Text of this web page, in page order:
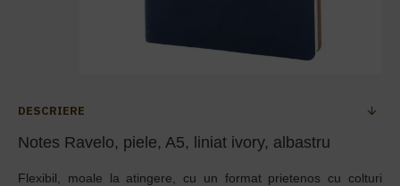
DESCRIERE
Notes Ravelo, piele, A5, liniat ivory, albastru
Flexibil, moale la atingere, cu un format prietenos cu colturi